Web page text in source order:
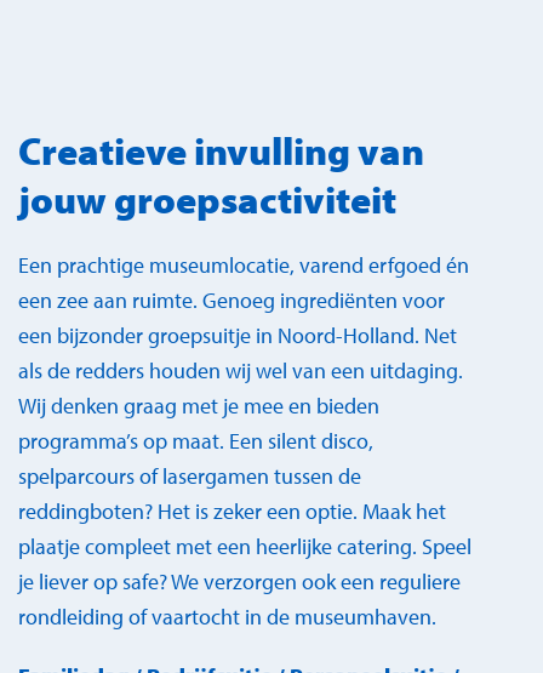
Creatieve invulling van
jouw groepsactiviteit
Een prachtige museumlocatie, varend erfgoed én
een zee aan ruimte. Genoeg ingrediënten voor
een bijzonder groepsuitje in Noord-Holland. Net
als de redders houden wij wel van een uitdaging.
Wij denken graag met je mee en bieden
programma’s op maat. Een silent disco,
spelparcours of lasergamen tussen de
reddingboten? Het is zeker een optie. Maak het
plaatje compleet met een heerlijke catering. Speel
je liever op safe? We verzorgen ook een reguliere
rondleiding of vaartocht in de museumhaven.